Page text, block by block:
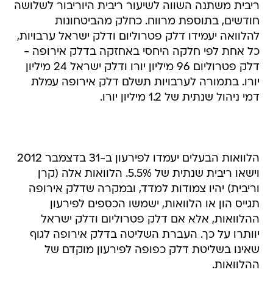
ריבית משתנה השווה לשיעור ריבית היוריבור לשלושה
חודשים, בתוספת מרווח. כחלק מהביטחונות
להלוואה יעמידו דלק פטרוליום ודלק ישראל ערבויות,
כל אחת לפי חלקה היחסי באחזקה בדלק אירופה -
דלק פטרוליום 96 מיליון יורו ודלק ישראל 24 מיליון
יורו. בתמורה לערבויות תשלם דלק אירופה עמלת
דמי ניהול שנתית של 1.2 מיליון יורו.
הלוואות הבעלים יעמדו לפירעון ב-31 בדצמבר 2012
וישאו ריבית שנתית של 5.5%. הלוואות אלה (קרן
וריבית) יהיו צמודות למדד, ובמקרה שדלק אירופה
תגייס הון או הלוואות, ישמשו הכספים לפירעון
ההלוואות, אלא אם דלק פטרוליום ודלק ישראל
יוותרו על כך. העברת השליטה בדלק אירופה לגוף
שאינו בשליטת דלק כפופה לפירעון מוקדם של
ההלוואות.